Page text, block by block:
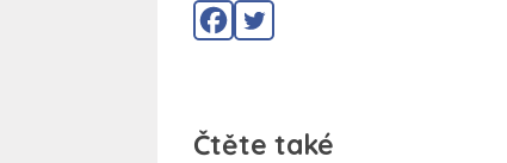
Čtěte také